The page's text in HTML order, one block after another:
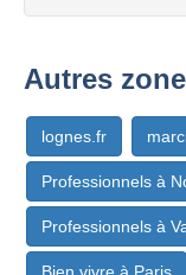
Autres
lognes.fr
Professionnels à
Professionnels à
Bien vivre à Paris